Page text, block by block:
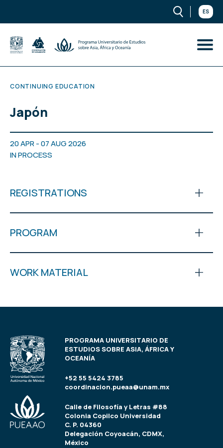
ES
CONTINUING EDUCATION
Japón
20 APR - 07 AUG 2026
IN PROCESS
REGISTRATIONS
PROGRAM
WORK MATERIAL
PROGRAMA UNIVERSITARIO DE
ESTUDIOS SOBRE ASIA, ÁFRICA Y
OCEANÍA
+52 55 5424 3785
coordinacion.pueaa@unam.mx
Calle de Filosofía y Letras #88
Colonia Copilco Universidad
C. P. 04360
Delegación Coyoacán, CDMX,
México